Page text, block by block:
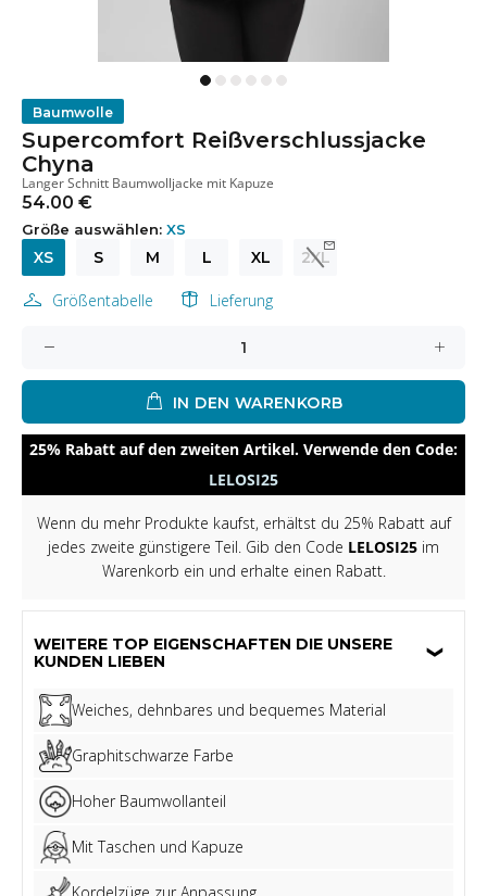
Baumwolle
Supercomfort Reißverschlussjacke
Chyna
Langer Schnitt Baumwolljacke mit Kapuze
54.00 €
Größe auswählen: XS
XS S M L XL 2XL
Größentabelle Lieferung
IN DEN WARENKORB
25% Rabatt auf den zweiten Artikel. Verwende den Code:
LELOSI25
Wenn du mehr Produkte kaufst, erhältst du 25% Rabatt auf
jedes zweite günstigere Teil. Gib den Code LELOSI25 im
Warenkorb ein und erhalte einen Rabatt.
WEITERE TOP EIGENSCHAFTEN DIE UNSERE
KUNDEN LIEBEN
Weiches, dehnbares und bequemes Material
Graphitschwarze Farbe
Hoher Baumwollanteil
Mit Taschen und Kapuze